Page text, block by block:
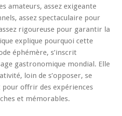
amateurs, assez exigeante
assez spectaculaire pour
rigoureuse pour garantir la
explique pourquoi cette
éphémère, s’inscrit
gastronomique mondial. Elle
loin de s’opposer, se
offrir des expériences
et mémorables.